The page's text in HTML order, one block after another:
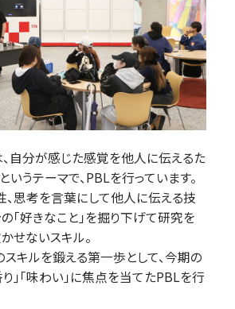
自分が感じた感覚を他人に伝えるた
いうテーマで、PBLを行っています。
思考を言葉にして他人に伝える技
「好きなこと」を掘り下げて研究を
せないスキル。
スキルを鍛える第一歩として、今期の
り」「味わい」に焦点を当てたPBLを行